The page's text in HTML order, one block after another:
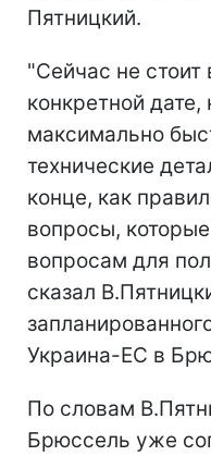
Пятницкий.
"Сейчас не стоит
конкретной дате,
максимально
технические
конце, как
вопросы,
вопросам для
сказал
Украина-ЕС в
По словам
Брюссель уже